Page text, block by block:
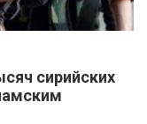
сирийских